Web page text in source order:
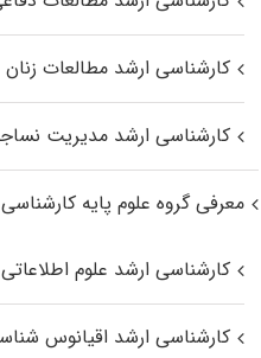
کارشناسی ارشد مطالعات زنان
کارشناسی ارشد مدیریت
معرفی گروه علوم پایه
کارشناسی ارشد علوم اطلاعاتی
کارشناسی ارشد اقیانوس‌